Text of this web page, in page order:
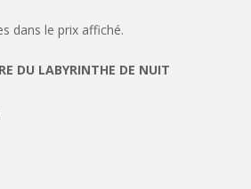
dans le prix affiché.
DU LABYRINTHE DE NUIT